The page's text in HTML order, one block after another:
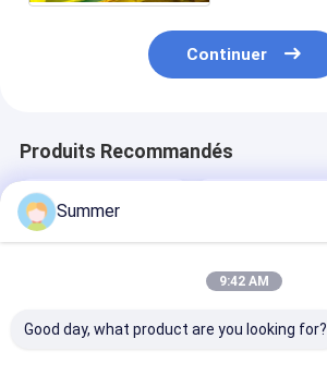
Continuer
Produits Recommandés
Summer
9:42 AM
Good day, what product are you looking for?